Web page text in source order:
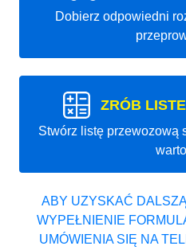
Dobierz odpowiedni
ZRÓB
Stwórz listę przewozową
ABY UZYSKAĆ
WYPEŁNIENIE
UMÓWIENIA SIĘ NA